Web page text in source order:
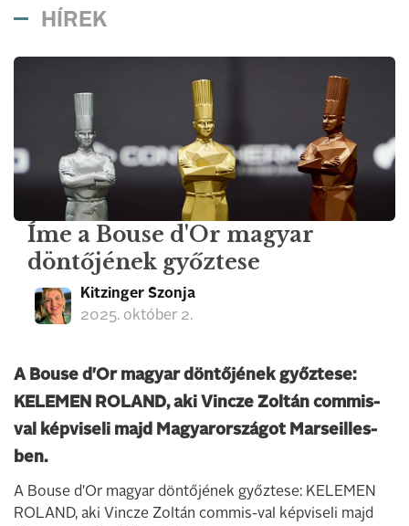
HÍREK
Íme a Bouse d'Or magyar
döntőjének győztese
Kitzinger Szonja
2025. október 2.
A Bouse d'Or magyar döntőjének győztese:
KELEMEN ROLAND, aki Vincze Zoltán commis-
val képviseli majd Magyarországot Marseilles-
ben.
A Bouse d'Or magyar döntőjének győztese: KELEMEN
ROLAND, aki Vincze Zoltán commis-val képviseli majd